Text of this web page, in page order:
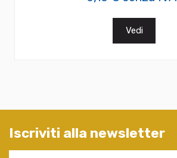
Vedi
Iscriviti alla newsletter